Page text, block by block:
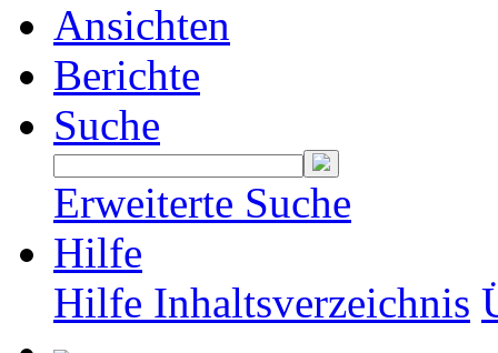
Ansichten
Berichte
Suche
Erweiterte Suche
Hilfe
Hilfe Inhaltsverzeichnis